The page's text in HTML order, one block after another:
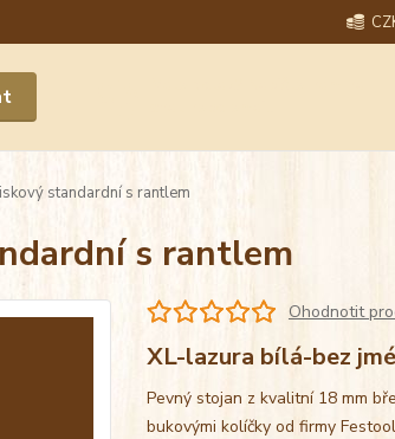
standardní s rantlem
s rantlem
Ohodnotit
XL-lazura bílá-bez
Pevný stojan z kvalitní 18 mm
bukovými kolíčky od firmy